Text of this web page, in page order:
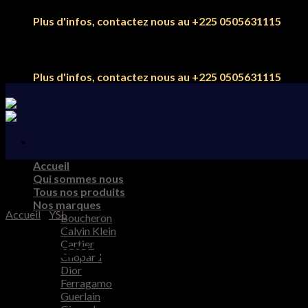
Plus d'infos, contactez nous au +225 0505631115
Plus d'infos, contactez nous au +225 0505631115
Accueil
Qui sommes nous
Tous nos produits
Nos marques
Boucheron
Calvin Klein
Cartier
Chopard
Dior
Ferragamo
Guerlain
Accueil/YSL
YSL mon paris 90 ml eau de